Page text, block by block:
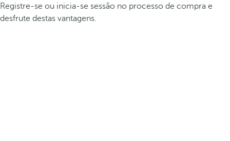
Registre-se ou inicia-se sessão no processo de compra e
desfrute destas vantagens.